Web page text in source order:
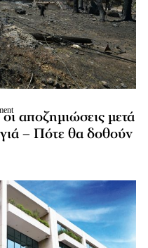
αποζημιώσεις μετά
– Πότε θα δοθούν